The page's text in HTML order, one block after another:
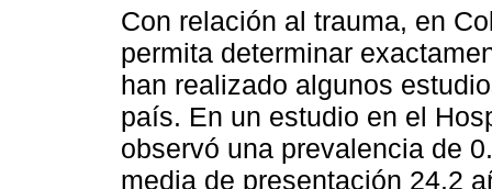
Con relación al trauma, en
permita determinar
han realizado algunos
país. En un estudio en el
observó una prevalencia de
media de presentación 24.2